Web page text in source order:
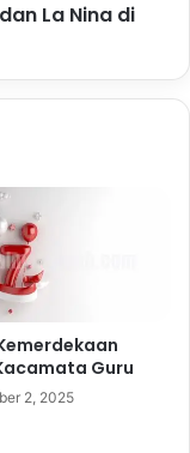
La Nina di
Guru
2, 2025